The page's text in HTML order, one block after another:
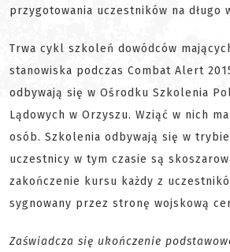
przygotowania uczestników na długo
Trwa cykl szkoleń dowódców
stanowiska podczas Combat Alert
odbywają się w Ośrodku Szkolenia
Lądowych w Orzyszu. Wziąć w nich
osób. Szkolenia odbywają się w
uczestnicy w tym czasie są
zakończenie kursu każdy z
sygnowany przez stronę wojskową
Zaświadcza się ukończenie